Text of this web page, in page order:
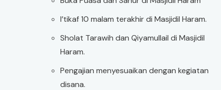
I’tikaf 10 malam terakhir di Masjidil Haram.
Sholat Tarawih dan Qiyamullail di Masjidil
Haram.
Pengajian menyesuaikan dengan kegiatan
disana.